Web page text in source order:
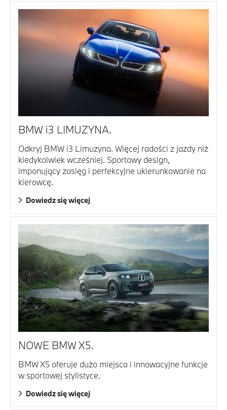
BMW i3 LIMUZYNA.
Odkryj BMW i3 Limuzyna. Więcej radości z jazdy niż
kiedykolwiek wcześniej. Sportowy design,
imponujący zasięg i perfekcyjne ukierunkowanie na
kierowcę.
Dowiedz się więcej
NOWE BMW X5.
BMW X5 oferuje dużo miejsca i innowacyjne funkcje
w sportowej stylistyce.
Dowiedz się więcej